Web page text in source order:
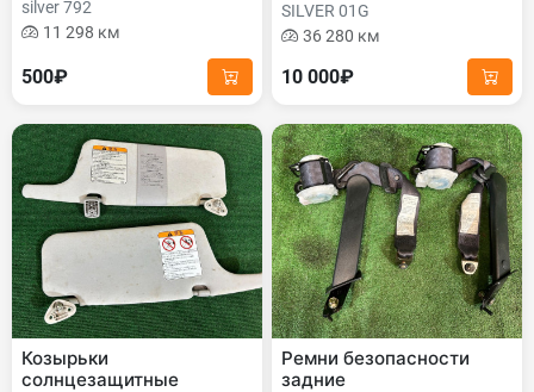
silver 792
11 298 км
500₽
SILVER 01G
36 280 км
10 000₽
Козырьки
солнцезащитные
Ремни безопасности
задние